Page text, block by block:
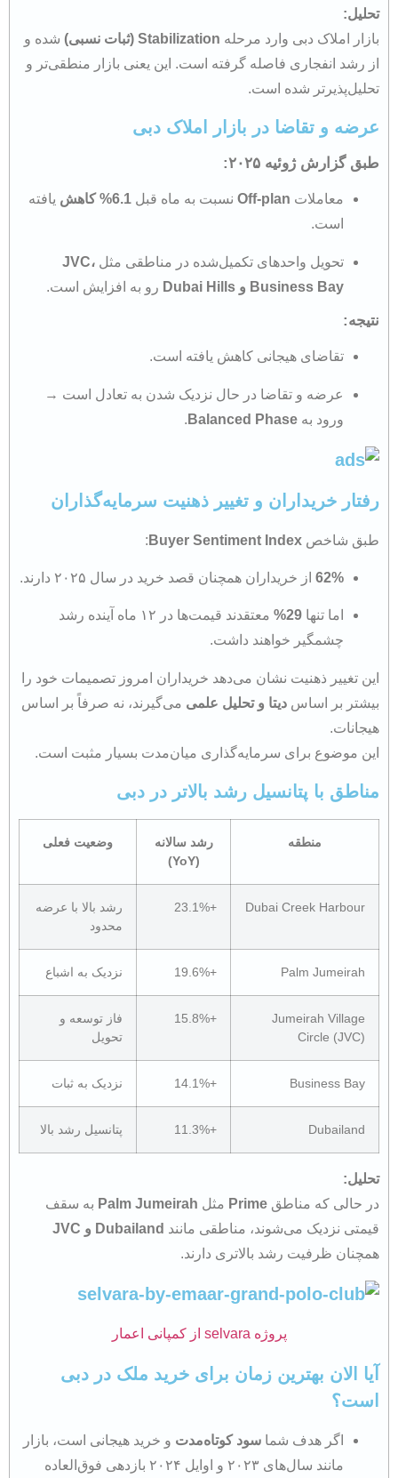
تحلیل:
بازار املاک دبی وارد مرحله Stabilization (ثبات نسبی)
شده و
از رشد انفجاری فاصله گرفته است. این یعنی بازار منطقی‌تر و
تحلیل‌پذیرتر شده است.
عرضه و تقاضا در بازار املاک دبی
طبق گزارش ژوئیه ۲۰۲۵ :
معاملات Off-plan نسبت به ماه قبل 6.1% کاهش
یافته
است.
تحویل واحدهای تکمیل‌شده در مناطقی مثل JVC،
Business Bay و Dubai Hills
رو به افزایش است.
نتیجه:
تقاضای هیجانی کاهش یافته است.
عرضه و تقاضا در حال نزدیک شدن به تعادل است →
ورود به Balanced Phase
.
رفتار خریداران و تغییر ذهنیت سرمایه‌گذاران
طبق شاخص Buyer Sentiment Index
:
62% از خریداران همچنان قصد خرید در سال ۲۰۲۵ دارند.
اما تنها 29%
معتقدند قیمت‌ها در ۱۲ ماه آینده رشد
چشمگیر خواهند داشت.
این تغییر ذهنیت نشان می‌دهد خریداران امروز تصمیمات خود را
بیشتر بر اساس دیتا و تحلیل علمی می‌گیرند، نه صرفاً بر اساس
هیجانات.
این موضوع برای سرمایه‌گذاری میان‌مدت بسیار مثبت است.
مناطق با پتانسیل رشد بالاتر در دبی
منطقه
رشد سالانه
(YoY)
وضعیت فعلی
Dubai Creek Harbour
+23.1%
رشد بالا با عرضه
محدود
Palm Jumeirah
+19.6% نزدیک به اشباع
Jumeirah Village
Circle (JVC)
+15.8%
فاز توسعه و
تحویل
Business Bay
+14.1% نزدیک به ثبات
Dubailand
+11.3% پتانسیل رشد بالا
تحلیل:
در حالی که مناطق Prime مثل Palm Jumeirah به سقف
قیمتی نزدیک می‌شوند، مناطقی مانند Dubailand و JVC
همچنان ظرفیت رشد بالاتری دارند.
پروژه selvara از کمپانی اعمار
آیا الان بهترین زمان برای خرید ملک در دبی
است؟
اگر هدف شما سود کوتاه‌مدت و خرید هیجانی است، بازار
مانند سال‌های ۲۰۲۳ و اوایل ۲۰۲۴ بازدهی فوق‌العاده